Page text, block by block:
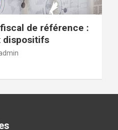
de référence :
dispositifs